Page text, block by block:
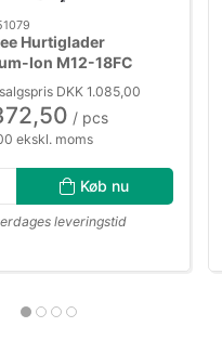
Hurtiglader
Ion M12-18FC
DKK 1.085,00
/ pcs
ekskl. moms
Køb nu
leveringstid